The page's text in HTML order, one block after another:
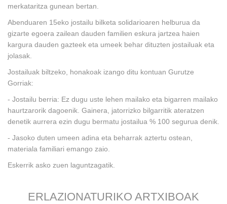
merkataritza gunean bertan.
Abenduaren 15eko jostailu bilketa solidarioaren helburua da
gizarte egoera zailean dauden familien eskura jartzea haien
kargura dauden gazteek eta umeek behar dituzten jostailuak eta
jolasak.
Jostailuak biltzeko, honakoak izango ditu kontuan Gurutze
Gorriak:
- Jostailu berria: Ez dugu uste lehen mailako eta bigarren mailako
haurtzarorik dagoenik. Gainera, jatorrizko bilgarritik ateratzen
denetik aurrera ezin dugu bermatu jostailua % 100 segurua denik.
- Jasoko duten umeen adina eta beharrak aztertu ostean,
materiala familiari emango zaio.
Eskerrik asko zuen laguntzagatik.
ERLAZIONATURIKO ARTXIBOAK